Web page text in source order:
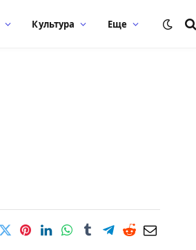
Культура Еще